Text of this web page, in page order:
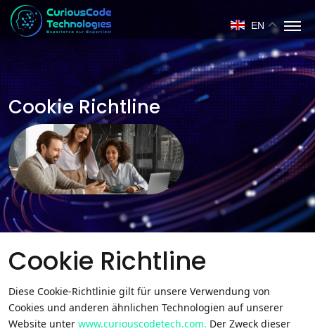
EN
Cookie Richtline
Cookie Richtline
Diese Cookie-Richtlinie gilt für unsere Verwendung von
Cookies und anderen ähnlichen Technologien auf unserer
Website unter www.curiouscodetech.com. Der Zweck dieser